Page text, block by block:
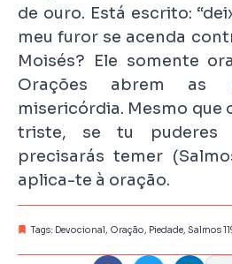
de ouro. Está escrito:
meu furor se acenda
Moisés? Ele somente
Orações abrem as
misericórdia. Mesmo que
triste, se tu puderes
precisarás temer
aplica-te à oração.
Tags: Devocional, Oração, Piedade, Salmos